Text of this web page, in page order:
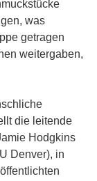
)
was
getragen
weitergaben,
die leitende
Hodgkins
Denver), in